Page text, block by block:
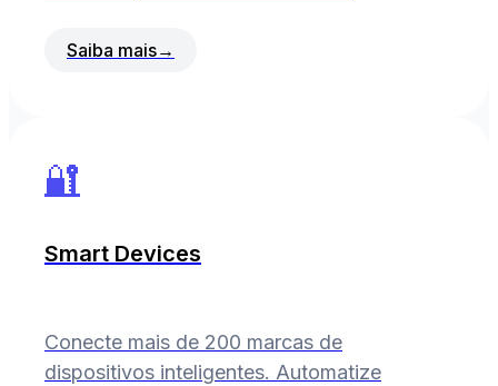
Saiba mais→
🔐
Smart Devices
Conecte mais de 200 marcas de
dispositivos inteligentes. Automatize